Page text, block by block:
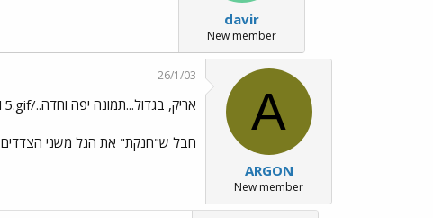
davir
New member
A
ARGON
New member
26/1/03
אריק, בגדול...תמונה יפה וחדה../images/Emo15.gif
חבל ש"חנקת" את הגל משני הצדדים.